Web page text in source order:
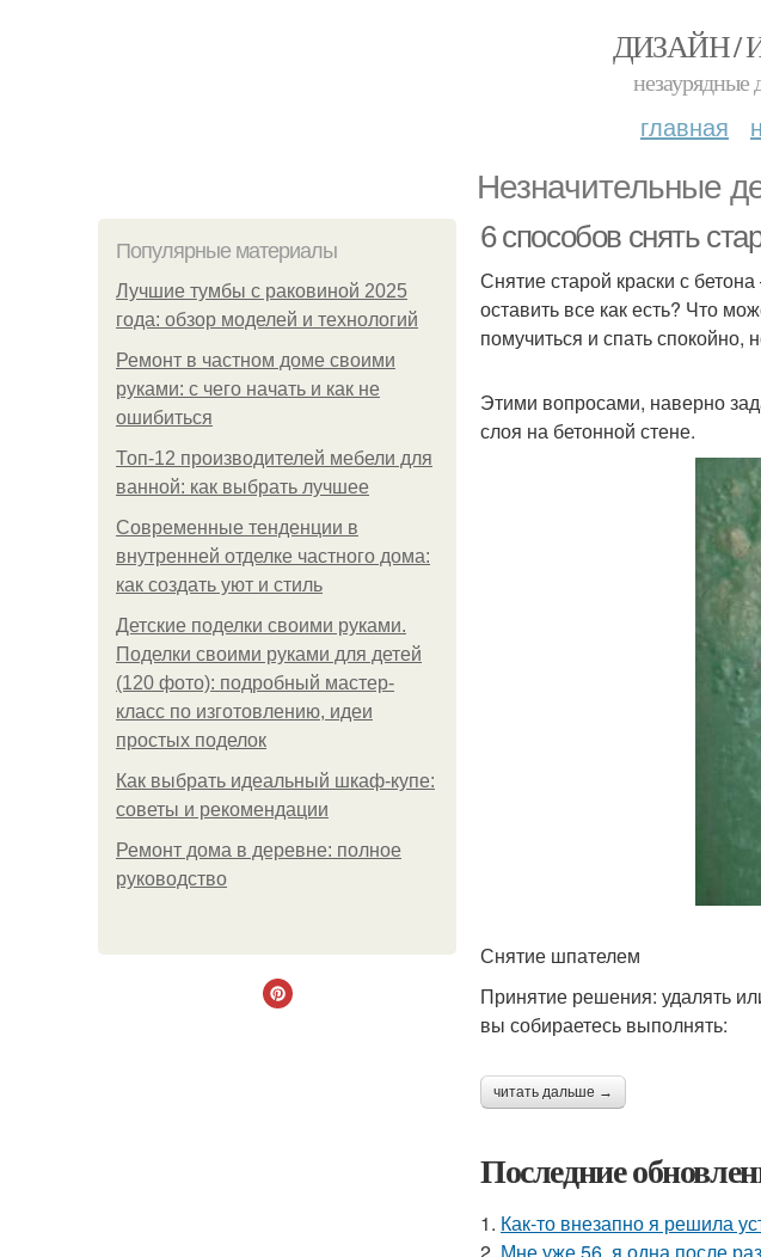
ДИЗАЙН /
незаурядные
главная
Незначительные
Популярные материалы
Лучшие тумбы с раковиной 2025
года: обзор моделей и технологий
Ремонт в частном доме своими
руками: с чего начать и как не
ошибиться
Топ-12 производителей мебели для
ванной: как выбрать лучшее
Современные тенденции в
внутренней отделке частного дома:
как создать уют и стиль
Детские поделки своими руками.
Поделки своими руками для детей
(120 фото): подробный мастер-
класс по изготовлению, идеи
простых поделок
Как выбрать идеальный шкаф-купе:
советы и рекомендации
Ремонт дома в деревне: полное
руководство
6 способов снять
Снятие старой краски с
оставить все как есть? Что
помучиться и спать спокойно,
Этими вопросами, наверно
слоя на бетонной стене.
Снятие шпателем
Принятие решения: удалять
вы собираетесь выполнять:
читать дальше →
Последние
1. Как-то внезапно я решила